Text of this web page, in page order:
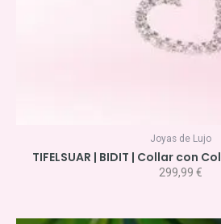
Joyas de Lujo
TIFELSUAR | BIDIT | Collar con
299,99 €